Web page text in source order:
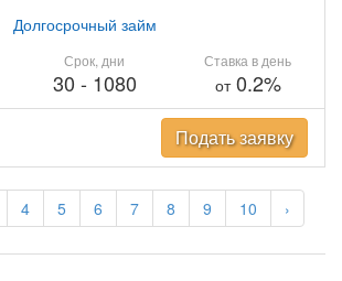
4 5 6 7 8 9 10 ›
Долгосрочный займ
Срок, дни
30 - 1080
Ставка в день
от0.2%
Подать заявку